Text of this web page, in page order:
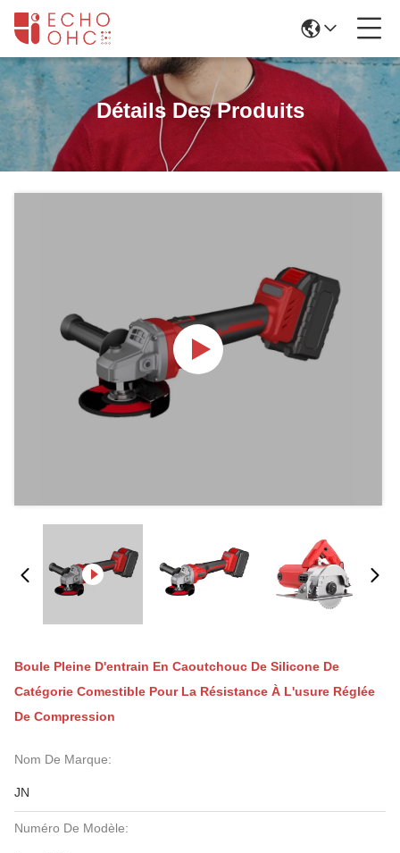
Détails Des Produits
Boule Pleine D'entrain En Caoutchouc De Silicone De
Catégorie Comestible Pour La Résistance À L'usure Réglée
De Compression
Nom De Marque:
JN
Numéro De Modèle: